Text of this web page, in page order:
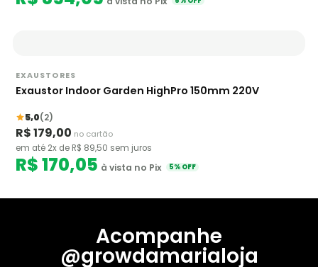
EXAUSTORES
Exaustor Indoor Garden HighPro 150mm 220V
5,0(2)
R$ 179,00 no cartão
em até 2x de R$ 89,50 sem juros
R$ 170,05 à vista no Pix 5% OFF
Acompanhe
@growdamarialoja